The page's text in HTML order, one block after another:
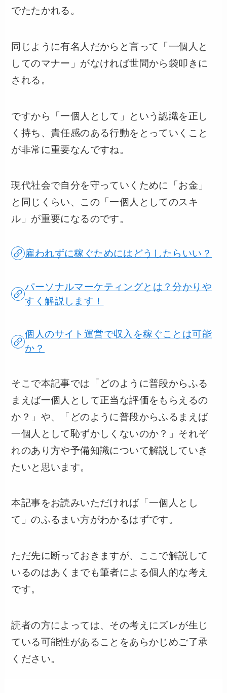
でたたかれる。
同じように有名人だからと言って「一個人と
してのマナー」がなければ世間から袋叩きに
される。
ですから「一個人として」という認識を正し
く持ち、責任感のある行動をとっていくこと
が非常に重要なんですね。
現代社会で自分を守っていくために「お金」
と同じくらい、この「一個人としてのスキ
ル」が重要になるのです。
雇われずに稼ぐためにはどうしたらいい？
パーソナルマーケティングとは？分かりや
すく解説します！
個人のサイト運営で収入を稼ぐことは可能
か？
そこで本記事では「どのように普段からふる
まえば一個人として正当な評価をもらえるの
か？」や、「どのように普段からふるまえば
一個人として恥ずかしくないのか？」それぞ
れのあり方や予備知識について解説していき
たいと思います。
本記事をお読みいただければ「一個人とし
て」のふるまい方がわかるはずです。
ただ先に断っておきますが、ここで解説して
いるのはあくまでも筆者による個人的な考え
です。
読者の方によっては、その考えにズレが生じ
ている可能性があることをあらかじめご了承
ください。